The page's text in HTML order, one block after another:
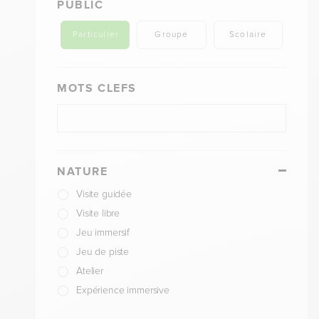
PUBLIC
Particulier Groupe Scolaire
MOTS CLEFS
NATURE
Visite guidée
Visite libre
Jeu immersif
Jeu de piste
Atelier
Expérience immersive